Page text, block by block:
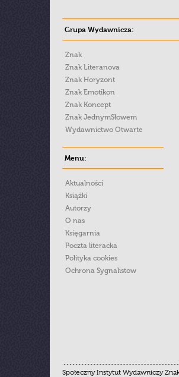
Grupa Wydawnicza:
Znak
Znak Literanova
Znak Horyzont
Znak Emotikon
Znak Koncept
Znak JednymSłowem
Wydawnictwo Otwarte
Menu:
Aktualności
Książki
Autorzy
O nas
Księgarnia
Poczta literacka
Polityka cookies
Ochrona Sygnalistow
Społeczny Instytut Wydawniczy